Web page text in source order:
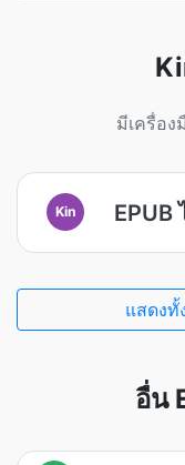
มีเครื่อง
Kin EPUB
แสดง
อื่น